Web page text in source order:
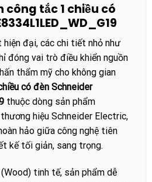
công tắc 1 chiều có
đại, các chi tiết nhỏ như
đóng vai trò điều khiển nguồn
thẩm mỹ cho không gian
có đèn Schneider
thuộc dòng sản phẩm
hiệu Schneider Electric,
hảo giữa công nghệ tiên
kế tối giản, sang trọng.
tinh tế, sản phẩm dễ